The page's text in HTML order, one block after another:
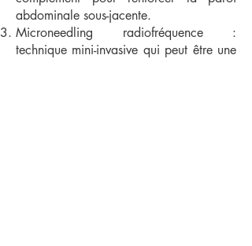
abdominale sous-jacente.
Microneedling radiofréquence :
technique mini-invasive qui peut être une